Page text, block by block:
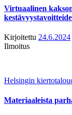
Virtuaalinen
Kirjoitettu 24.6.2024
Ilmoitus
Helsingin
Materiaaleista